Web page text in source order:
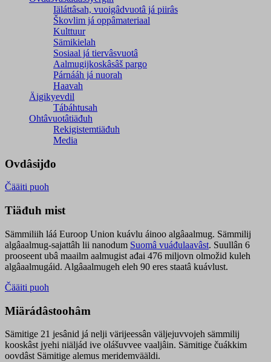
Iäláttâsah, vuoigâdvuotâ já piirâs
Škovlim já oppâmateriaal
Kulttuur
Sämikielah
Sosiaal já tiervâsvuotâ
Aalmugijkoskâsâš pargo
Párnááh já nuorah
Haavah
Äigikyevdil
Tábáhtusah
Ohtâvuotâtiäđuh
Rekigistemtiäđuh
Media
Ovdâsijđo
Čääiti puoh
Tiäđuh mist
Sämmiliih láá Euroop Union kuávlu áinoo algâaalmug. Sämmilij
algâaalmug-sajattâh lii nanodum Suomâ vuáđulaavâst. Suullân 6
prooseent ubâ maailm aalmugist ađai 476 miljovn olmožid kuleh
algâaalmugáid. Algâaalmugeh eleh 90 eres staatâ kuávlust.
Čääiti puoh
Miärádâstoohâm
Sämitige 21 jesânid já nelji värijeessân väljejuvvojeh sämmilij
kooskâst jyehi niäljád ive olášuvvee vaaljâin. Sämitige čuákkim
oovdâst Sämitige alemus meridemvääldi.